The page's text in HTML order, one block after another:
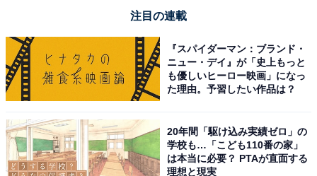
注目の連載
『スパイダーマン：ブランド・
ニュー・デイ』が「史上もっと
も優しいヒーロー映画」になっ
た理由。予習したい作品は？
20年間「駆け込み実績ゼロ」の
学校も…「こども110番の家」
は本当に必要？ PTAが直面する
理想と現実